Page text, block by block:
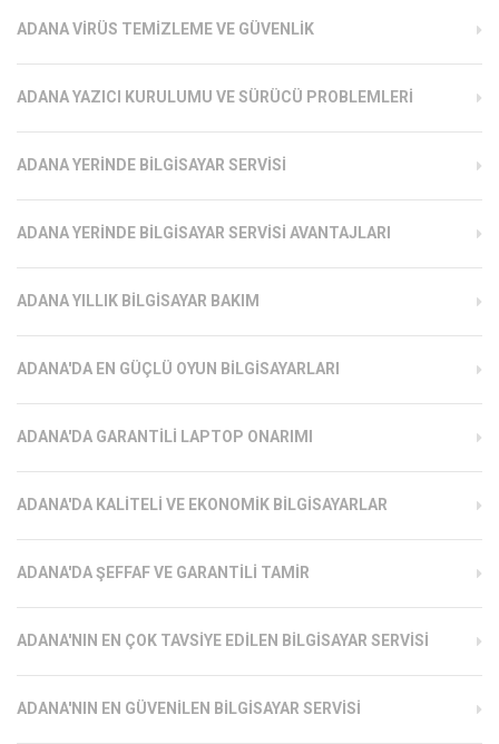
ADANA VIRÜS TEMIZLEME VE GÜVENLIK
ADANA YAZICI KURULUMU VE SÜRÜCÜ PROBLEMLERI
ADANA YERINDE BILGISAYAR SERVISI
ADANA YERINDE BILGISAYAR SERVISI AVANTAJLARI
ADANA YILLIK BILGISAYAR BAKIM
ADANA'DA EN GÜÇLÜ OYUN BILGISAYARLARI
ADANA'DA GARANTILI LAPTOP ONARIMI
ADANA'DA KALITELI VE EKONOMIK BILGISAYARLAR
ADANA'DA ŞEFFAF VE GARANTILI TAMIR
ADANA'NIN EN ÇOK TAVSIYE EDILEN BILGISAYAR SERVISI
ADANA'NIN EN GÜVENILEN BILGISAYAR SERVISI